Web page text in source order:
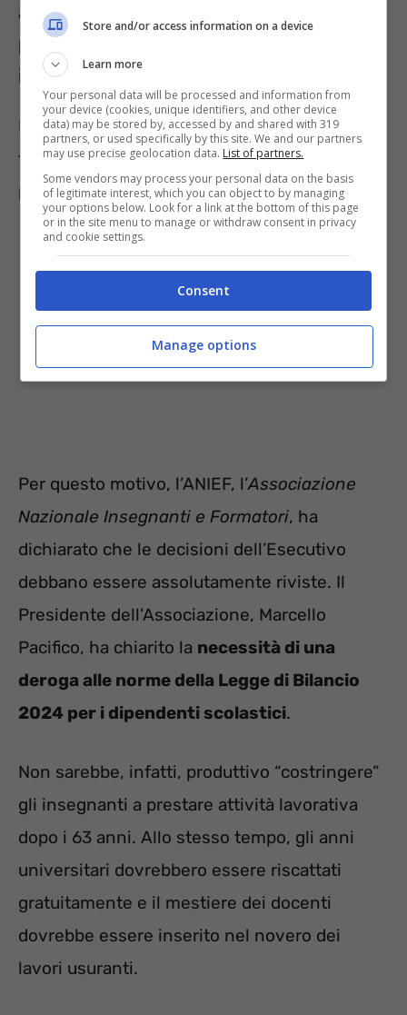
anticipata: ecco come i docenti
possono ridurre i tempi di attesa per
il congedo
Le novità introdotte con la Manovra
finanziaria rivoluzioneranno anche il
personale del settore scuola.
Per questo motivo, l’ANIEF, l’Associazione
Nazionale Insegnanti e Formatori, ha
dichiarato che le decisioni dell’Esecutivo
debbano essere assolutamente riviste. Il
Presidente dell’Associazione, Marcello
Pacifico, ha chiarito la necessità di una
deroga alle norme della Legge di Bilancio
2024 per i dipendenti scolastici.
Non sarebbe, infatti, produttivo “costringere”
gli insegnanti a prestare attività lavorativa
dopo i 63 anni. Allo stesso tempo, gli anni
universitari dovrebbero essere riscattati
gratuitamente e il mestiere dei docenti
dovrebbe essere inserito nel novero dei
lavori usuranti.
Store and/or access information on a device
Learn more
Your personal data will be processed and information from
your device (cookies, unique identifiers, and other device
data) may be stored by, accessed by and shared with 319
partners, or used specifically by this site. We and our partners
may use precise geolocation data. List of partners.
Some vendors may process your personal data on the basis
of legitimate interest, which you can object to by managing
your options below. Look for a link at the bottom of this page
or in the site menu to manage or withdraw consent in privacy
and cookie settings.
Consent
Manage options